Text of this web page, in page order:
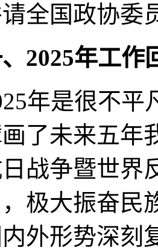
全国政协委
2025年工作
是很不平
了未来五年
战争暨世界
极大振奋民
外形势深刻